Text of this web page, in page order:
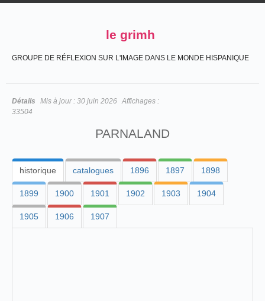
le grimh
GROUPE DE RÉFLEXION SUR L'IMAGE DANS LE MONDE HISPANIQUE
Détails Mis à jour : 30 juin 2026 Affichages :
33504
PARNALAND
historique catalogues 1896 1897 1898
1899 1900 1901 1902 1903 1904
1905 1906 1907